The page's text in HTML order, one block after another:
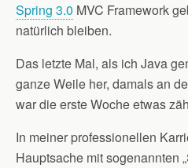
Spring 3.0 MVC Framework
natürlich bleiben.
Das letzte Mal, als ich Java
ganze Weile her, damals an
war die erste Woche etwas
In meiner professionellen
Hauptsache mit sogenannten